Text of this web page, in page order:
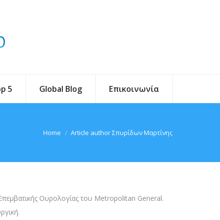
5 Global Blog Επικοινωνία
You are here:
Home Article author Σπυρίδων Μαρτίνης
Ουρολογίας του Metropolitan General.